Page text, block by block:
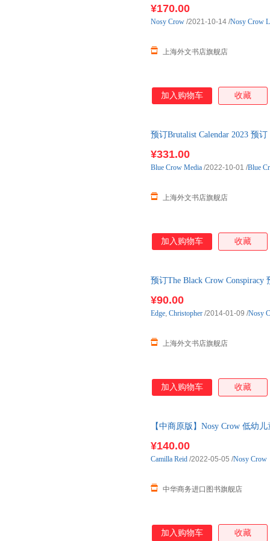
¥170.00
上海外文书店旗舰店
Nosy Crow /2021-10-14 /Nosy Crow
加入购物车 收藏
预订Brutalist Calendar 2023 预
¥331.00
上海外文书店旗舰店
Blue Crow Media /2022-10-01 /Blue
加入购物车 收藏
预订The Black Crow
¥90.00
上海外文书店旗舰店
Edge, Christopher /2014-01-09 /Nosy
加入购物车 收藏
【中商原版】Nosy Crow 低幼
¥140.00
中华商务进口图书旗舰店
Camilla Reid /2022-05-05 /Nosy Crow
加入购物车 收藏